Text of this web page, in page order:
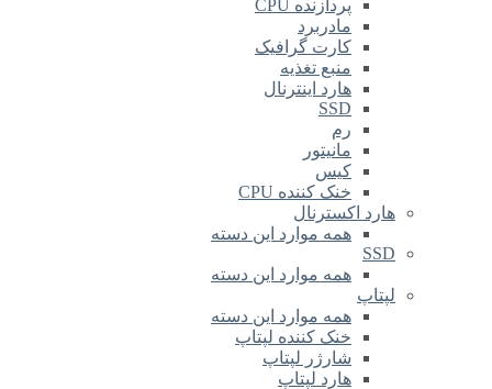
پردازنده CPU
مادربرد
کارت گرافیک
منبع تغذیه
هارد اینترنال
SSD
رم
مانیتور
کیس
خنک کننده CPU
هارد اکسترنال
همه موارد این دسته
SSD
همه موارد این دسته
لپتاپ
همه موارد این دسته
خنک کننده لپتاپ
شارژر لپتاپ
هارد لپتاپ